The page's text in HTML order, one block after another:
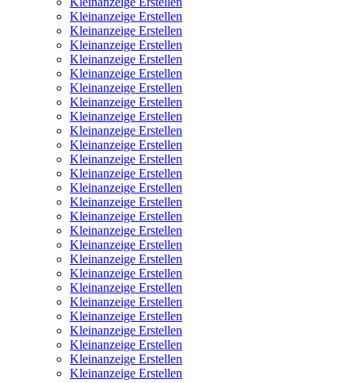
Kleinanzeige Erstellen
Kleinanzeige Erstellen
Kleinanzeige Erstellen
Kleinanzeige Erstellen
Kleinanzeige Erstellen
Kleinanzeige Erstellen
Kleinanzeige Erstellen
Kleinanzeige Erstellen
Kleinanzeige Erstellen
Kleinanzeige Erstellen
Kleinanzeige Erstellen
Kleinanzeige Erstellen
Kleinanzeige Erstellen
Kleinanzeige Erstellen
Kleinanzeige Erstellen
Kleinanzeige Erstellen
Kleinanzeige Erstellen
Kleinanzeige Erstellen
Kleinanzeige Erstellen
Kleinanzeige Erstellen
Kleinanzeige Erstellen
Kleinanzeige Erstellen
Kleinanzeige Erstellen
Kleinanzeige Erstellen
Kleinanzeige Erstellen
Kleinanzeige Erstellen